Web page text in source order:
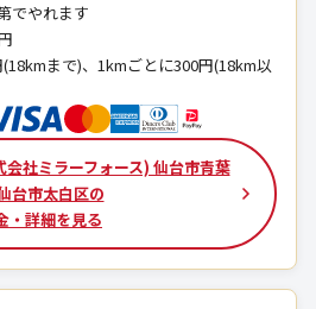
でやれます
まで)、1kmごとに300円(18km以
社ミラーフォース) 仙台市青葉
台市太白区の
・詳細を見る